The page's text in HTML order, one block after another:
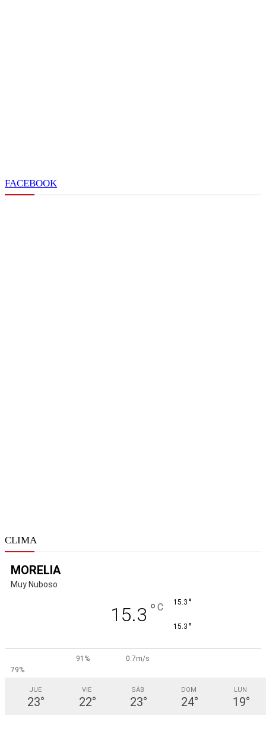
FACEBOOK
CLIMA
MORELIA
Muy Nuboso
15.3 ° C 15.3 °
15.3 °
91%
0.7m/s
79%
JUE
23°
VIE
22°
SÁB
23°
DOM
24°
LUN
19°